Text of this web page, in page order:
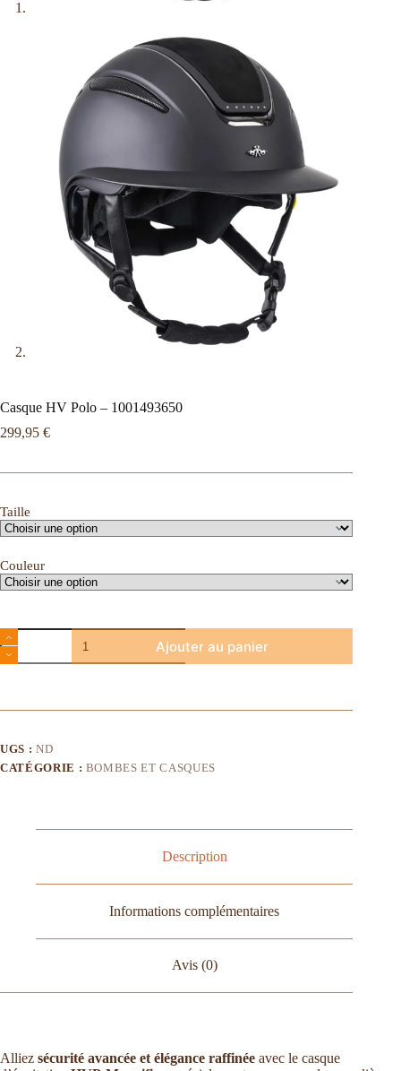
Casque HV Polo – 1001493650
299,95 €
Taille
Couleur
Ajouter au panier
UGS : ND
CATÉGORIE : BOMBES ET CASQUES
Description
Informations complémentaires
Avis (0)
Alliez sécurité avancée et élégance raffinée avec le casque